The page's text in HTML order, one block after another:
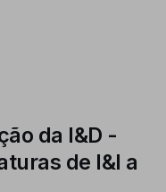
da I&D -
de I&I a